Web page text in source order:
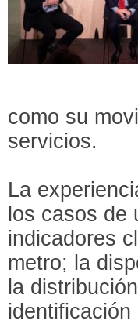
como su
servicios.
La
los casos de
indicadores
metro; la
la